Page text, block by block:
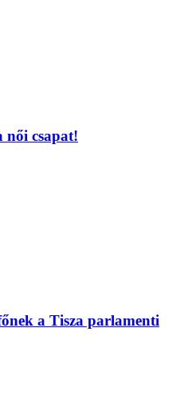
női csapat!
a Tisza parlamenti